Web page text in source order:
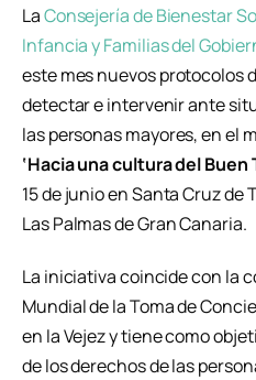
LaConsejería de Bienestar
Infancia y Familias del
este mes nuevos protocolos
detectar e intervenir ante
las personas mayores, en el
‘Hacia una cultura del Buen
15 de junio en Santa Cruz de
Las Palmas de Gran Canaria.
La iniciativa coincide con la
Mundial de la Toma de
en la Vejez y tiene como
de los derechos de las